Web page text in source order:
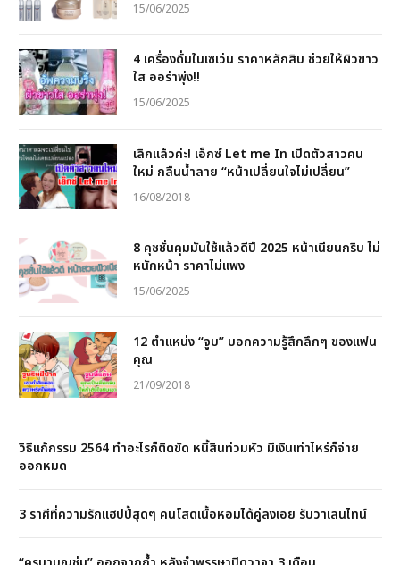
15/06/2025
4 เครื่องดื่มในเซเว่น ราคาหลักสิบ ช่วยให้ผิวขาว
ใส ออร่าพุ่ง!!
15/06/2025
เลิกแล้วค่ะ! เอ็กซ์ Let me In เปิดตัวสาวคน
ใหม่ กลืนน้ำลาย “หน้าเปลี่ยนใจไม่เปลี่ยน”
16/08/2018
8 คุชชั่นคุมมันใช้แล้วดีปี 2025 หน้าเนียนกริบ ไม่
หนักหน้า ราคาไม่แพง
15/06/2025
12 ตำแหน่ง “จูบ” บอกความรู้สึกลึกๆ ของแฟน
คุณ
21/09/2018
วิธีแก้กรรม 2564 ทำอะไรก็ติดขัด หนี้สินท่วมหัว มีเงินเท่าไหร่ก็จ่าย
ออกหมด
3 ราศีที่ความรักแฮปปี้สุดๆ คนโสดเนื้อหอมได้คู่ลงเอย รับวาเลนไทน์